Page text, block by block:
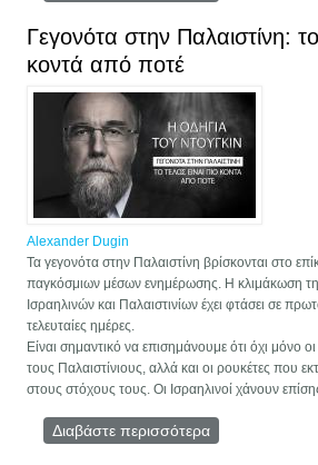
Γεγονότα στην Παλαιστίνη:
κοντά από ποτέ
Alexander Dugin
Τα γεγονότα στην Παλαιστίνη βρίσκονται στο
παγκόσμιων μέσων ενημέρωσης. Η κλιμάκωση
Ισραηλινών και Παλαιστινίων έχει φτάσει σε
τελευταίες ημέρες.
Είναι σημαντικό να επισημάνουμε ότι όχι μόνο
τους Παλαιστίνιους, αλλά και οι ρουκέτες που
στους στόχους τους. Οι Ισραηλινοί χάνουν
Διαβάστε περισσότερα